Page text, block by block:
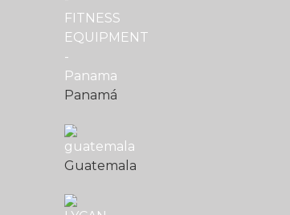
Panamá
Guatemala